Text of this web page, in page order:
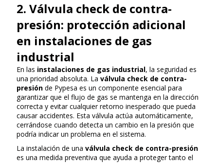
2. Válvula check de contra-
presión: protección adicional
en instalaciones de gas
industrial
En las instalaciones de gas industrial, la seguridad es
una prioridad absoluta. La válvula check de contra-
presión de Pypesa es un componente esencial para
garantizar que el flujo de gas se mantenga en la dirección
correcta y evitar cualquier retorno inesperado que pueda
causar accidentes. Esta válvula actúa automáticamente,
cerrándose cuando detecta un cambio en la presión que
podría indicar un problema en el sistema.
La instalación de una válvula check de contra-presión
es una medida preventiva que ayuda a proteger tanto el